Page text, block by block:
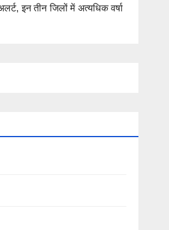
इन तीन जिलों में अत्यधिक वर्षा